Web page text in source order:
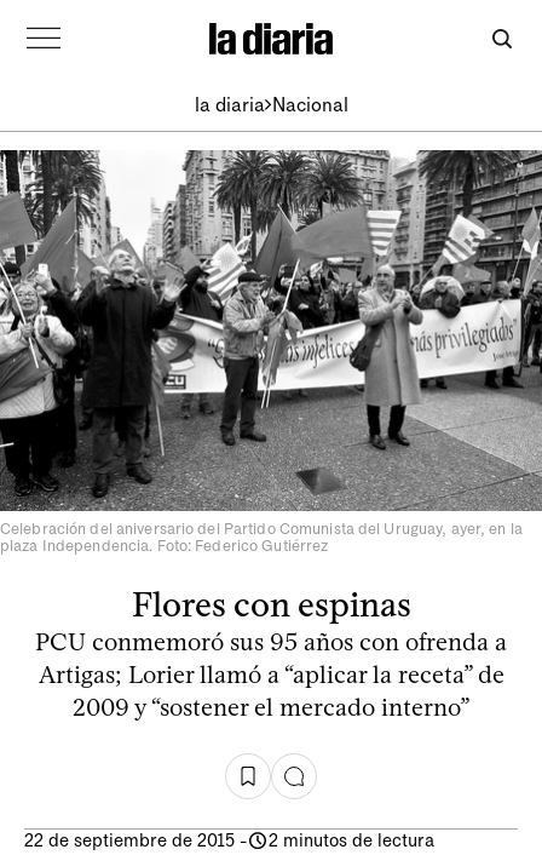
la diaria Nacional
Celebración del aniversario del Partido Comunista del Uruguay, ayer, en la
plaza Independencia. Foto: Federico Gutiérrez
Flores con espinas
PCU conmemoró sus 95 años con ofrenda a
Artigas; Lorier llamó a “aplicar la receta” de
2009 y “sostener el mercado interno”
22 de septiembre de 2015 - 2 minutos de lectura